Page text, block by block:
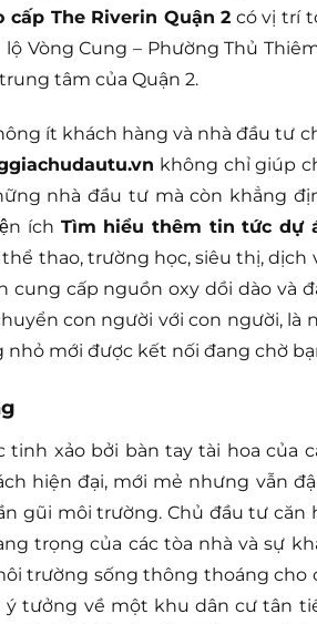
cấp The Riverin Quận 2 có vị trí
Vòng Cung – Phường Thủ
tâm của Quận 2.
ít khách hàng và nhà đầu tư
không chỉ giúp
nhà đầu tư mà còn khẳng
ích Tìm hiểu thêm tin tức dự
thao, trường học, siêu thị, dịch
cung cấp nguồn oxy dồi dào và
con người với con người, là
mới được kết nối đang chờ
xảo bởi bàn tay tài hoa của
hiện đại, mới mẻ nhưng vẫn
gũi môi trường. Chủ đầu tư căn
trọng của các tòa nhà và sự
trường sống thông thoáng cho
ý tưởng về một khu dân cư tân